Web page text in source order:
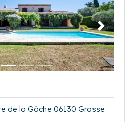
Suivant
de la Gâche 06130 Grasse